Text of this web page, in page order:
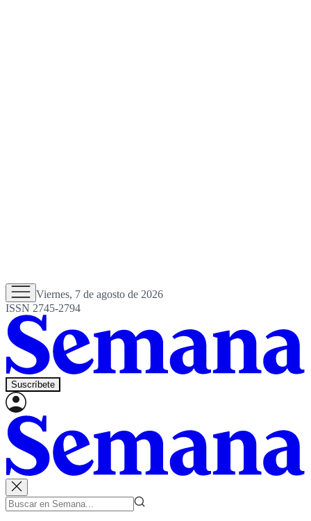
Viernes, 7 de agosto de 2026
ISSN 2745-2794
Suscríbete